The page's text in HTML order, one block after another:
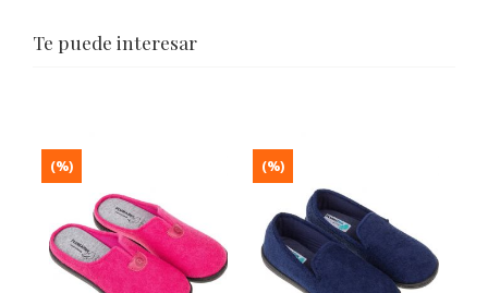
Te puede interesar
(%) (%)